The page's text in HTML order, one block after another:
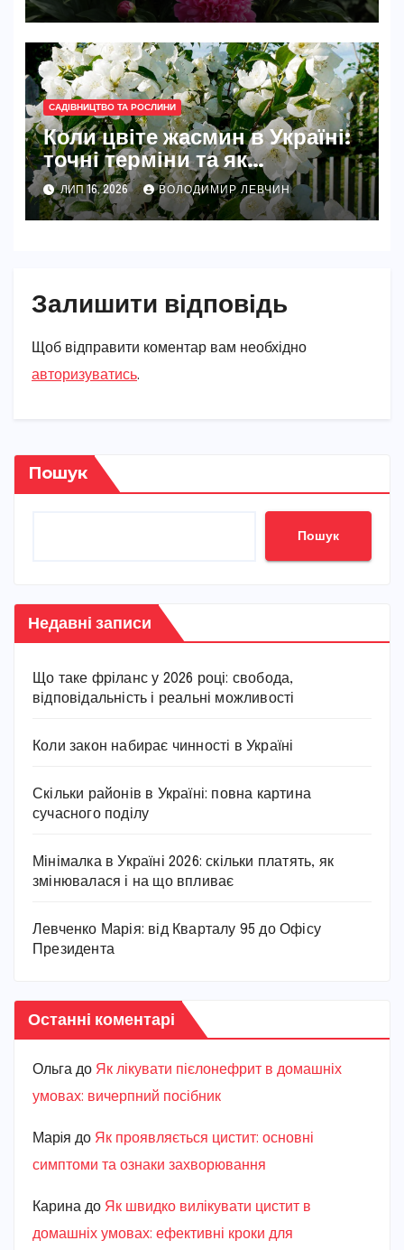
САДІВНИЦТВО ТА РОСЛИНИ
Коли цвіте жасмин в Україні:
точні терміни та як
забезпечити рясне цвітіння
ЛИП 16, 2026 ВОЛОДИМИР ЛЕВЧИН
Залишити відповідь
Щоб відправити коментар вам необхідно
авторизуватись.
Пошук
Пошук
Недавні записи
Що таке фріланс у 2026 році: свобода,
відповідальність і реальні можливості
Коли закон набирає чинності в Україні
Скільки районів в Україні: повна картина
сучасного поділу
Мінімалка в Україні 2026: скільки платять, як
змінювалася і на що впливає
Левченко Марія: від Кварталу 95 до Офісу
Президента
Останні коментарі
Ольга до Як лікувати пієлонефрит в домашніх
умовах: вичерпний посібник
Марiя до Як проявляється цистит: основні
симптоми та ознаки захворювання
Карина до Як швидко вилікувати цистит в
домашніх умовах: ефективні кроки для